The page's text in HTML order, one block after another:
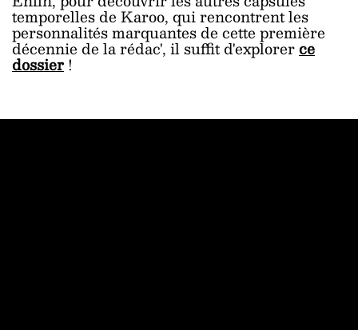
temporelles de Karoo, qui rencontrent les
personnalités marquantes de cette première
décennie de la rédac', il suffit d'explorerce
dossier!